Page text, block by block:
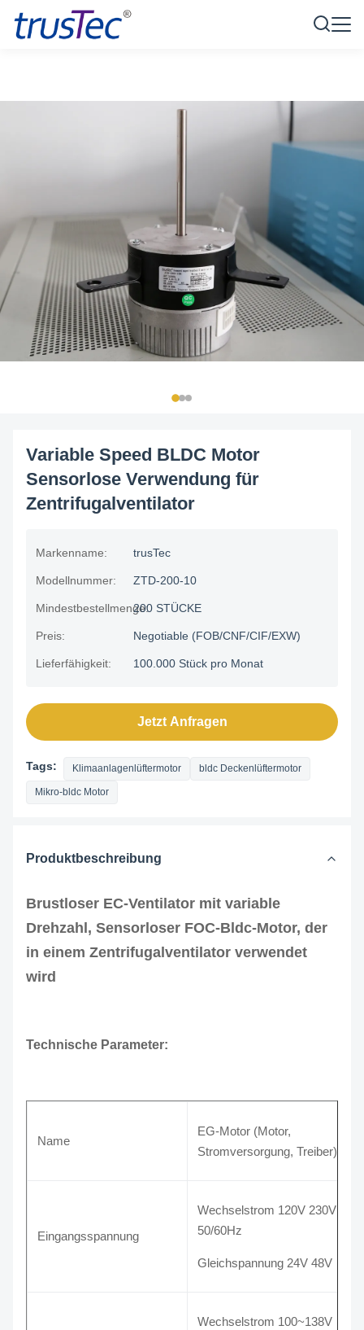
Variable Speed BLDC Motor
Sensorlose Verwendung für
Zentrifugalventilator
Markenname: trusTec
Modellnummer: ZTD-200-10
Mindestbestellmenge:200 STÜCKE
Preis: Negotiable (FOB/CNF/CIF/EXW)
Lieferfähigkeit: 100.000 Stück pro Monat
Jetzt Anfragen
Tags: Klimaanlagenlüftermotor bldc Deckenlüftermotor
Mikro-bldc Motor
Produktbeschreibung
Brustloser EC-Ventilator mit variable
Drehzahl, Sensorloser FOC-Bldc-Motor, der
in einem Zentrifugalventilator verwendet
wird
Technische Parameter:
Name
EG-Motor (Motor,
Stromversorgung, Treiber)
Eingangsspannung
Wechselstrom 120V 230V
50/60Hz
Gleichspannung 24V 48V
Wechselstrom 100~138V